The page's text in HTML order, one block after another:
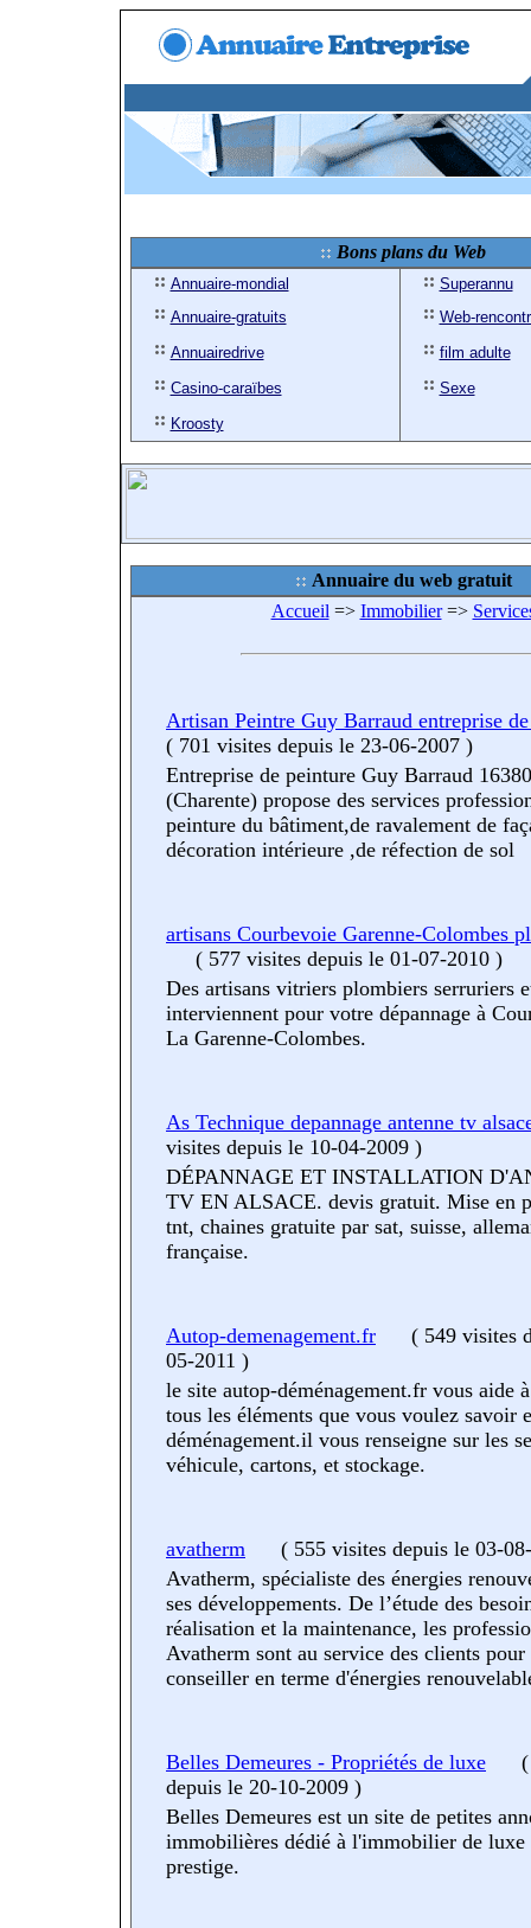
Bons plans du Web
Annuaire-mondial
Annuaire-gratuits
Annuairedrive
Casino-caraïbes
Kroosty
Superannu
Web-
film adulte
Sexe
Annuaire du web gratuit
Accueil => Immobilier=>
Artisan Peintre Guy Barraud entreprise
( 701 visites depuis le 23-06-2007 )
Entreprise de peinture Guy Barraud
(Charente) propose des services
peinture du bâtiment,de ravalement de
décoration intérieure ,de réfection de sol
artisans Courbevoie Garenne-Colombes
( 577 visites depuis le 01-07-2010 )
Des artisans vitriers plombiers serruriers
interviennent pour votre dépannage à
La Garenne-Colombes.
As Technique depannage antenne tv
visites depuis le 10-04-2009 )
DÉPANNAGE ET INSTALLATION
TV EN ALSACE. devis gratuit. Mise en
tnt, chaines gratuite par sat, suisse,
française.
Autop-demenagement.fr ( 549 visites
05-2011 )
le site autop-déménagement.fr vous aide
tous les éléments que vous voulez savoir
déménagement.il vous renseigne sur les
véhicule, cartons, et stockage.
avatherm ( 555 visites depuis le 03-
Avatherm, spécialiste des énergies
ses développements. De l’étude des
réalisation et la maintenance, les
Avatherm sont au service des clients pour
conseiller en terme d'énergies
Belles Demeures - Propriétés de luxe (
depuis le 20-10-2009 )
Belles Demeures est un site de petites
immobilières dédié à l'immobilier de luxe
prestige.